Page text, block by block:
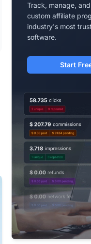
Track, manage,
custom affiliate
industry's most
software.
Start